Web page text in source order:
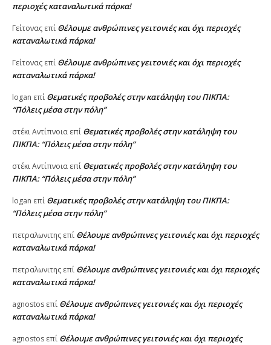
περιοχές καταναλωτικά πάρκα!
Γείτονας επί Θέλουμε ανθρώπινες γειτονιές και όχι περιοχές
καταναλωτικά πάρκα!
Γείτονας επί Θέλουμε ανθρώπινες γειτονιές και όχι περιοχές
καταναλωτικά πάρκα!
logan επί Θεματικές προβολές στην κατάληψη του ΠΙΚΠΑ:
“Πόλεις μέσα στην πόλη”
στέκι Αντίπνοια επί Θεματικές προβολές στην κατάληψη του
ΠΙΚΠΑ: “Πόλεις μέσα στην πόλη”
στέκι Αντίπνοια επί Θεματικές προβολές στην κατάληψη του
ΠΙΚΠΑ: “Πόλεις μέσα στην πόλη”
logan επί Θεματικές προβολές στην κατάληψη του ΠΙΚΠΑ:
“Πόλεις μέσα στην πόλη”
πετραλωνιτης επί Θέλουμε ανθρώπινες γειτονιές και όχι περιοχές
καταναλωτικά πάρκα!
πετραλωνιτης επί Θέλουμε ανθρώπινες γειτονιές και όχι περιοχές
καταναλωτικά πάρκα!
agnostos επί Θέλουμε ανθρώπινες γειτονιές και όχι περιοχές
καταναλωτικά πάρκα!
agnostos επί Θέλουμε ανθρώπινες γειτονιές και όχι περιοχές